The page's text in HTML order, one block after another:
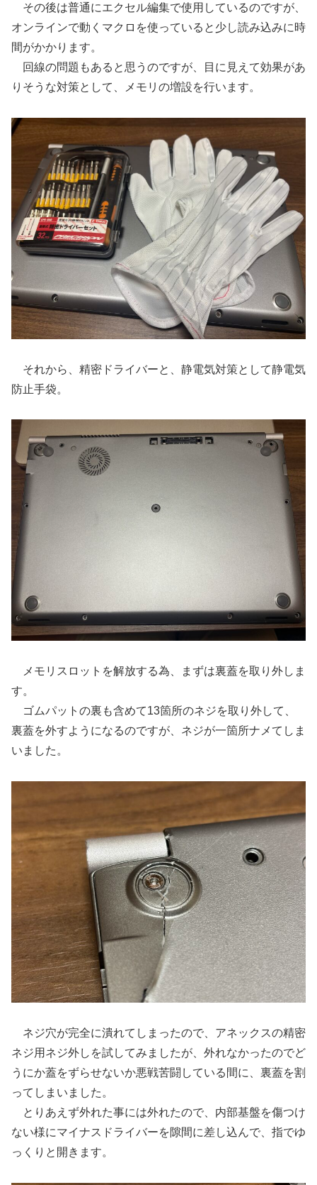
その後は普通にエクセル編集で使用しているのですが、
オンラインで動くマクロを使っていると少し読み込みに時
間がかかります。
回線の問題もあると思うのですが、目に見えて効果があ
りそうな対策として、メモリの増設を行います。
それから、精密ドライバーと、静電気対策として静電気
防止手袋。
メモリスロットを解放する為、まずは裏蓋を取り外しま
す。
ゴムパットの裏も含めて13箇所のネジを取り外して、
裏蓋を外すようになるのですが、ネジが一箇所ナメてしま
いました。
ネジ穴が完全に潰れてしまったので、アネックスの精密
ネジ用ネジ外しを試してみましたが、外れなかったのでど
うにか蓋をずらせないか悪戦苦闘している間に、裏蓋を割
ってしまいました。
とりあえず外れた事には外れたので、内部基盤を傷つけ
ない様にマイナスドライバーを隙間に差し込んで、指でゆ
っくりと開きます。